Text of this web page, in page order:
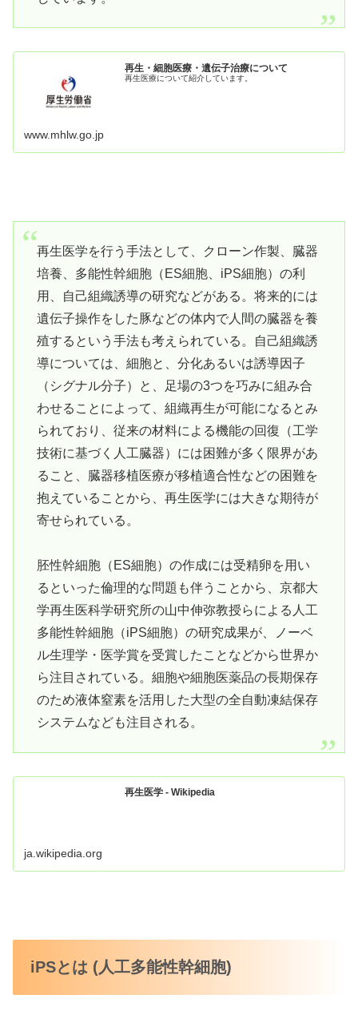
再生・細胞医療・遺伝子治療について
再生医療について紹介しています。
www.mhlw.go.jp
再生医学を行う手法として、クローン作製、臓器
培養、多能性幹細胞（ES細胞、iPS細胞）の利
用、自己組織誘導の研究などがある。将来的には
遺伝子操作をした豚などの体内で人間の臓器を養
殖するという手法も考えられている。自己組織誘
導については、細胞と、分化あるいは誘導因子
（シグナル分子）と、足場の3つを巧みに組み合
わせることによって、組織再生が可能になるとみ
られており、従来の材料による機能の回復（工学
技術に基づく人工臓器）には困難が多く限界があ
ること、臓器移植医療が移植適合性などの困難を
抱えていることから、再生医学には大きな期待が
寄せられている。
胚性幹細胞（ES細胞）の作成には受精卵を用い
るといった倫理的な問題も伴うことから、京都大
学再生医科学研究所の山中伸弥教授らによる人工
多能性幹細胞（iPS細胞）の研究成果が、ノーベ
ル生理学・医学賞を受賞したことなどから世界か
ら注目されている。細胞や細胞医薬品の長期保存
のため液体窒素を活用した大型の全自動凍結保存
システムなども注目される。
再生医学 - Wikipedia
ja.wikipedia.org
iPSとは (人工多能性幹細胞)